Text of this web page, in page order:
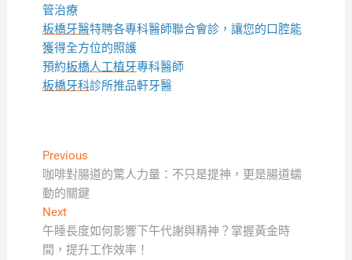
管治療
板橋牙醫特聘各專科醫師聯合會診，讓您的口腔能
獲得全方位的照護
預約板橋人工植牙專科醫師
板橋牙科診所推品軒牙醫
文
章
導
覽
PreviousPrevious
post:
咖啡對腸道的驚人力量：不只是提神，更是腸道蠕
動的關鍵
NextNext
post:
午睡長度如何影響下午代謝與精神？掌握黃金時
間，提升工作效率！